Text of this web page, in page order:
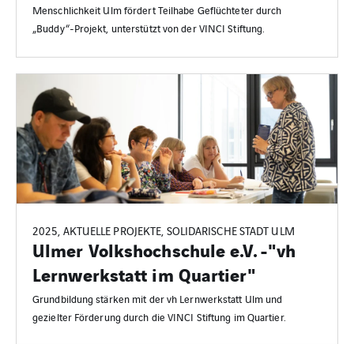
Menschlichkeit Ulm fördert Teilhabe Geflüchteter durch
„Buddy“-Projekt, unterstützt von der VINCI Stiftung.
2025, AKTUELLE PROJEKTE, SOLIDARISCHE STADT ULM
Ulmer Volkshochschule e.V. -"vh
Lernwerkstatt im Quartier"
Grundbildung stärken mit der vh Lernwerkstatt Ulm und
gezielter Förderung durch die VINCI Stiftung im Quartier.